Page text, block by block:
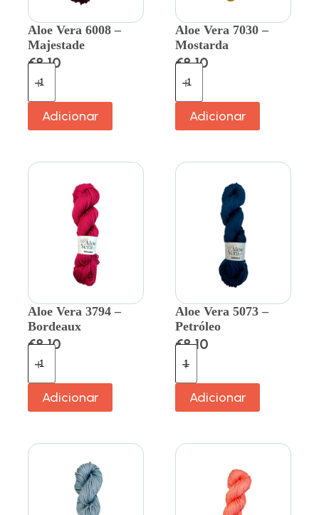
Aloe Vera 6008 –
Majestade
€8.10
Adicionar
Aloe Vera 7030 –
Mostarda
€8.10
Adicionar
Aloe Vera 3794 –
Bordeaux
€8.10
Adicionar
Aloe Vera 5073 –
Petróleo
€8.10
Adicionar